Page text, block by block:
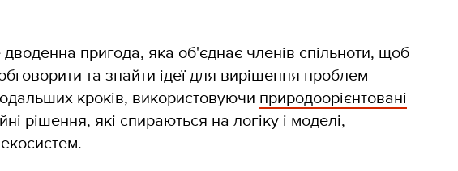
пригода, яка об'єднає членів спільноти, щоб
та знайти ідеї для вирішення проблем
кроків, використовуючи природоорієнтовані
рішення, які спираються на логіку і моделі,